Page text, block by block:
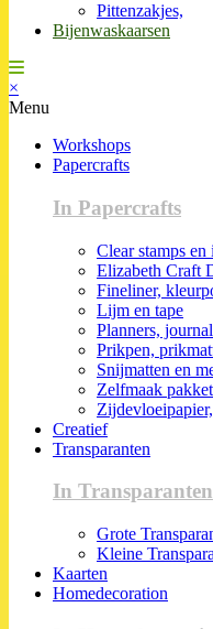
Pittenzakjes,
Bijenwaskaarsen
×
Menu
Workshops
Papercrafts
In Papercrafts
Clear stamps en
Elizabeth Craft
Fineliner,
Lijm en tape
Planners,
Prikpen,
Snijmatten en
Zelfmaak
Creatief
Transparanten
In Transparanten
Grote
Kleine
Kaarten
Homedecoration